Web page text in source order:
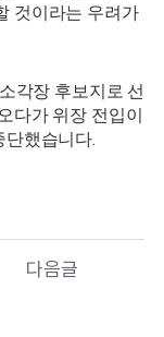
것이라는 우려가
각장 후보지로 선
다가 위장 전입이
단했습니다.
다음글